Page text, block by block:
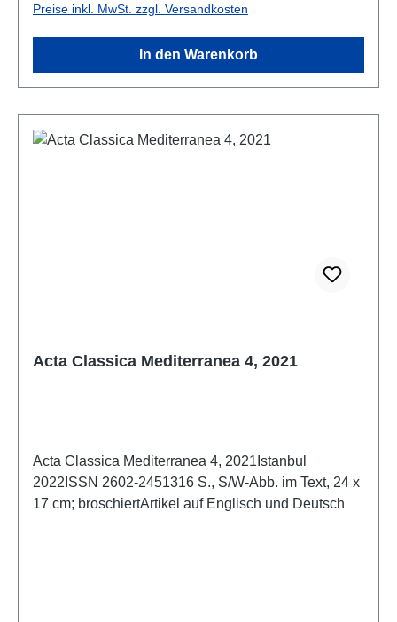
Preise inkl. MwSt. zzgl. Versandkosten
In den Warenkorb
Acta Classica Mediterranea 4, 2021
Acta Classica Mediterranea 4, 2021Istanbul
2022ISSN 2602-2451316 S., S/W-Abb. im Text, 24 x
17 cm; broschiertArtikel auf Englisch und Deutsch